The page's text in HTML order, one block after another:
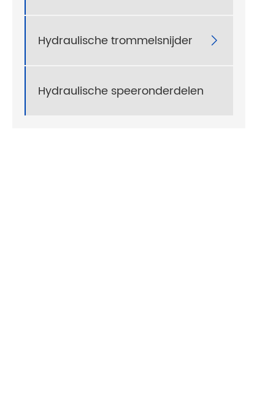
Hydraulische trommelsnijder 
Hydraulische speeronderdelen